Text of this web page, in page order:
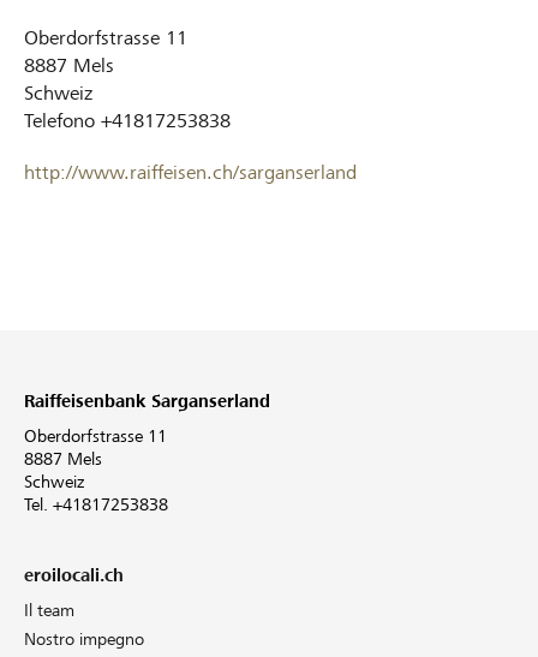
Oberdorfstrasse 11
8887 Mels
Schweiz
Telefono +41817253838
http://www.raiffeisen.ch/sarganserland
Raiffeisenbank Sarganserland
Oberdorfstrasse 11
8887 Mels
Schweiz
Tel. +41817253838
eroilocali.ch
Il team
Nostro impegno